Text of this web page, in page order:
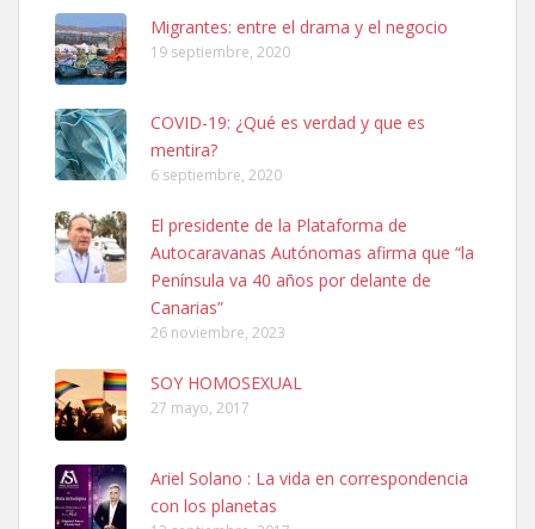
hembra, 4 años. Por motivos personales ...
Leales.org » Gran Canaria | 6.7.2025
SHIBA PERDIDO AVDA JOSE MESA Y LOPEZ
PERRO MACHO RAZA SHIBA CON MICROCHIP PERDIDO HOY
06/07/2025 ZONA MESA Y LOPEZ. ES MUY ASUSTADIZO
Leales.org » Gran Canaria | 6.7.2025
Migrantes: entre el drama y el negocio
19 septiembre, 2020
COVID-19: ¿Qué es verdad y que es
mentira?
6 septiembre, 2020
El presidente de la Plataforma de
Autocaravanas Autónomas afirma que “la
Península va 40 años por delante de
Canarias”
26 noviembre, 2023
SOY HOMOSEXUAL
27 mayo, 2017
Ariel Solano : La vida en correspondencia
con los planetas